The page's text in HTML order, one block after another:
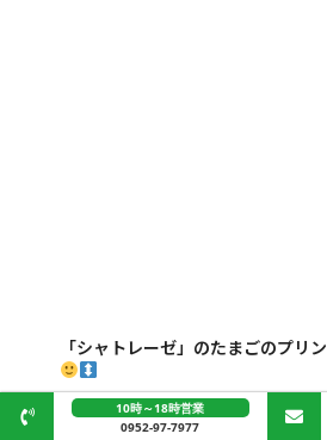
「シャトレーゼ」のたまごのプリ
10時～18時営業
0952-97-7977